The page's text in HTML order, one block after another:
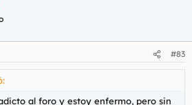
#83
al foro y estoy enfermo, pero sin